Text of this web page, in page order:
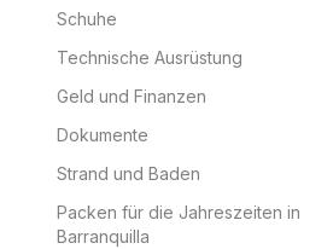
Schuhe
Technische Ausrüstung
Geld und Finanzen
Dokumente
Strand und Baden
Packen für die Jahreszeiten in
Barranquilla